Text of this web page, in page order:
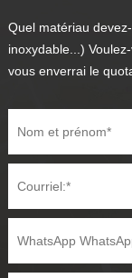
Quel matériau
inoxydable...)
vous enverrai le